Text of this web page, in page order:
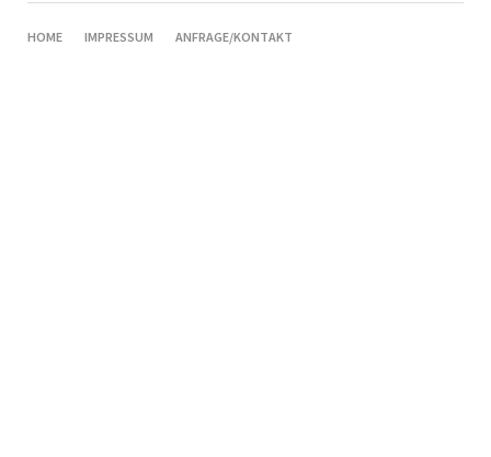
NAVIGATION
HOME IMPRESSUM ANFRAGE/KONTAKT